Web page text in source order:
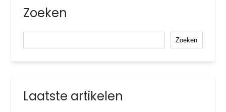
Zoeken
Zoeken
Laatste artikelen